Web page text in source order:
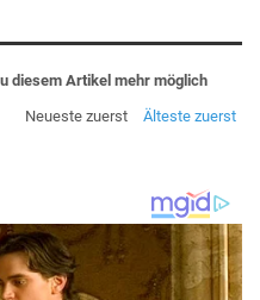
diesem Artikel mehr möglich
Neueste zuerst
Älteste zuerst